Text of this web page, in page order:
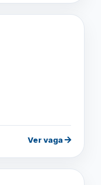
Ver vaga